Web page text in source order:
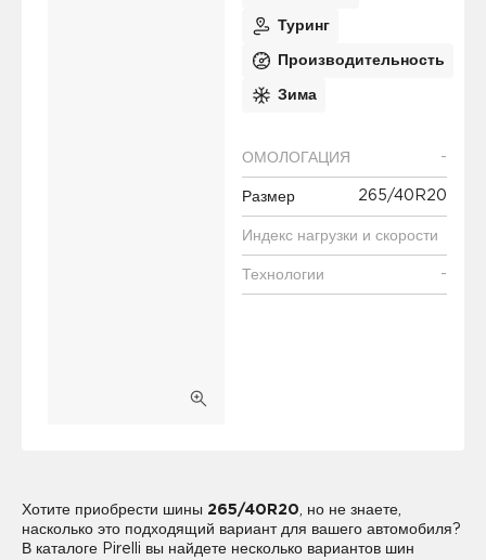
Туринг
Производительность
Зима
ОМОЛОГАЦИЯ -
Размер 265/40R20
Индекс нагрузки и скорости
Технологии -
Хотите приобрести шины 265/40R20, но не знаете,
насколько это подходящий вариант для вашего автомобиля?
В каталоге Pirelli вы найдете несколько вариантов шин